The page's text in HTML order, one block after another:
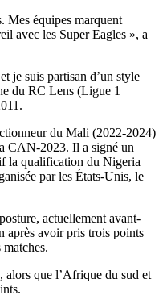
Mes équipes marquent
avec les Super Eagles », a
je suis partisan d’un style
du RC Lens (Ligue 1
du Mali (2022-2024)
CAN-2023. Il a signé un
la qualification du Nigeria
par les États-Unis, le
actuellement avant-
après avoir pris trois points
alors que l’Afrique du sud et